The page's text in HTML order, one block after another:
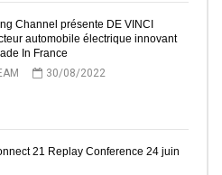
Channel présente DE VINCI
automobile électrique innovant
In France
30/08/2022
21 Replay Conference 24 juin